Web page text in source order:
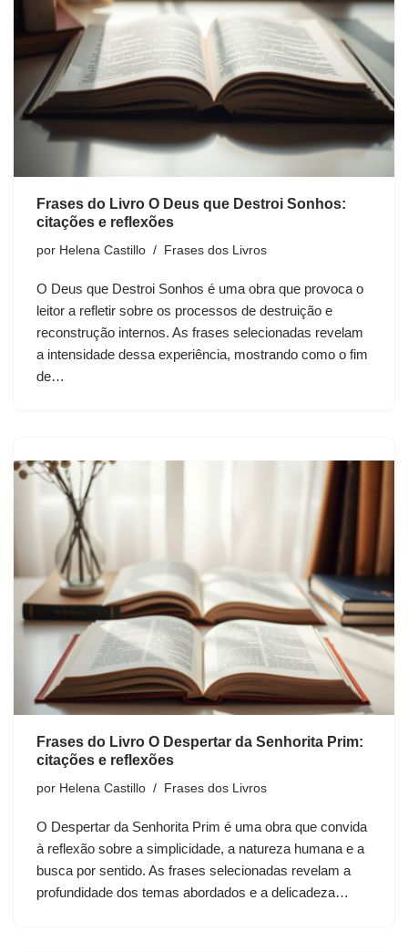
Frases do Livro O Deus que Destroi Sonhos:
citações e reflexões
por Helena Castillo Frases dos Livros
O Deus que Destroi Sonhos é uma obra que provoca o
leitor a refletir sobre os processos de destruição e
reconstrução internos. As frases selecionadas revelam
a intensidade dessa experiência, mostrando como o fim
de…
Frases do Livro O Despertar da Senhorita Prim:
citações e reflexões
por Helena Castillo Frases dos Livros
O Despertar da Senhorita Prim é uma obra que convida
à reflexão sobre a simplicidade, a natureza humana e a
busca por sentido. As frases selecionadas revelam a
profundidade dos temas abordados e a delicadeza…